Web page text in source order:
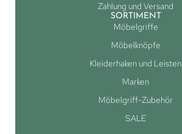
Zahlung und Versand
SORTIMENT
Möbelgriffe
Möbelknöpfe
Kleiderhaken und Leisten
Marken
Möbelgriff-Zubehör
SALE